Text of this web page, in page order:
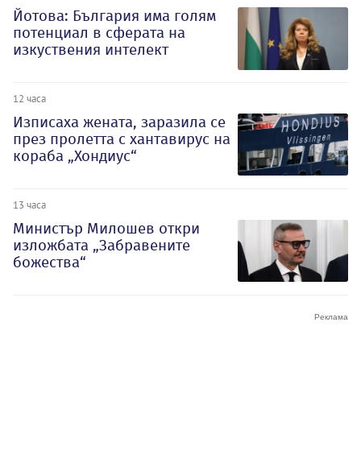
Йотова: България има голям
потенциал в сферата на
изкуствения интелект
12 часа
Изписаха жената, заразила се
през пролетта с хантавирус на
кораба „Хондиус“
13 часа
Министър Милошев откри
изложбата „Забравените
божества“